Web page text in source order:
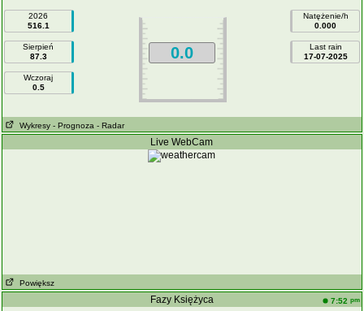
2026
516.1
Sierpień
87.3
Wczoraj
0.5
0.0
Natężenie/h
0.000
Last rain
17-07-2025
Wykresy - Prognoza - Radar
Live WebCam
Powiększ
Fazy Księżyca 7:52 pm